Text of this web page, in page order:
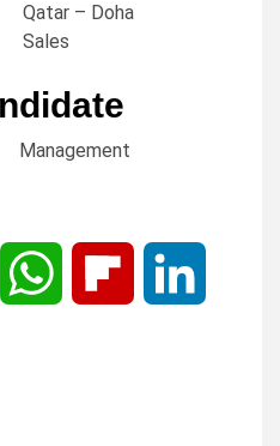
Qatar – Doha
Sales
Management
MessengerWhatsApp Flipboard